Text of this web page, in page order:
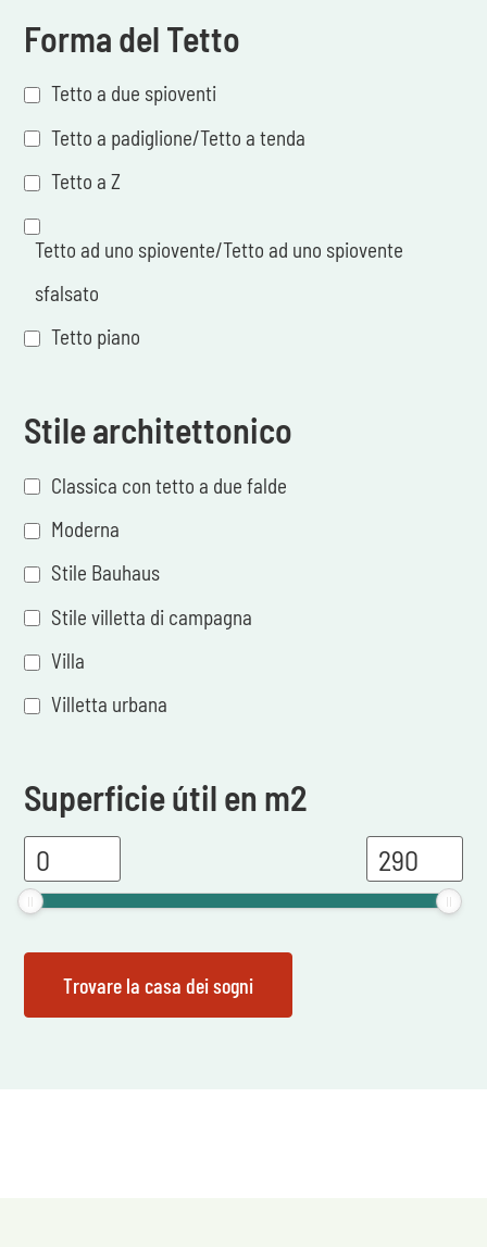
Forma del Tetto
Tetto a due spioventi
Tetto a padiglione/Tetto a tenda
Tetto a Z
Tetto ad uno spiovente/Tetto ad uno spiovente
sfalsato
Tetto piano
Stile architettonico
Classica con tetto a due falde
Moderna
Stile Bauhaus
Stile villetta di campagna
Villa
Villetta urbana
Superficie útil en m2